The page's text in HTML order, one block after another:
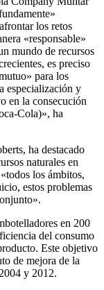
los retos
«responsable»
mundo de recursos
es preciso
para los
especialización y
en la consecución
Cola)», ha
ha destacado
naturales en
los ámbitos,
estos problemas
en 200
del consumo
Este objetivo
de mejora de la
y 2012.